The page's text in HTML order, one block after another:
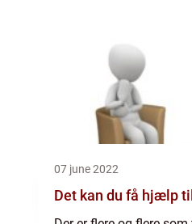
07 june 2022
Det kan du få hjælp